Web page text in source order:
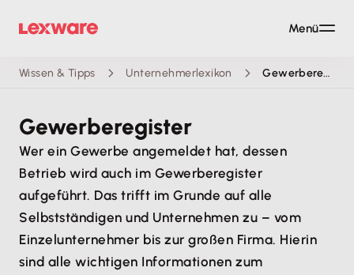
Wissen & Tipps Unternehmerlexikon Gewerberegister
Gewerberegister
Wer ein Gewerbe angemeldet hat, dessen
Betrieb wird auch im Gewerberegister
aufgeführt. Das trifft im Grunde auf alle
Selbstständigen und Unternehmen zu – vom
Einzelunternehmer bis zur großen Firma. Hierin
sind alle wichtigen Informationen zum
Menü